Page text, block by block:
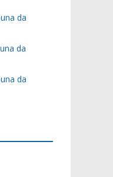
da
da
da